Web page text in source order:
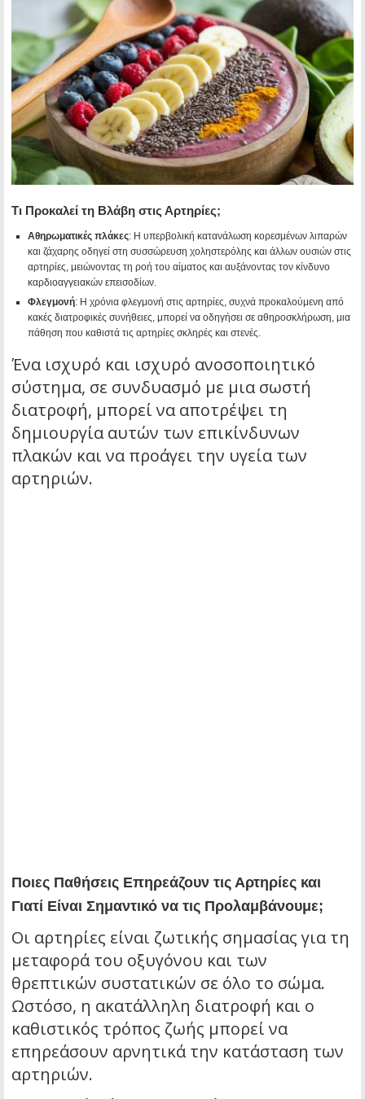
Τι Προκαλεί τη Βλάβη στις Αρτηρίες;
Αθηρωματικές πλάκες: Η υπερβολική κατανάλωση κορεσμένων λιπαρών
και ζάχαρης οδηγεί στη συσσώρευση χοληστερόλης και άλλων ουσιών στις
αρτηρίες, μειώνοντας τη ροή του αίματος και αυξάνοντας τον κίνδυνο
καρδιοαγγειακών επεισοδίων.
Φλεγμονή: Η χρόνια φλεγμονή στις αρτηρίες, συχνά προκαλούμενη από
κακές διατροφικές συνήθειες, μπορεί να οδηγήσει σε αθηροσκλήρωση, μια
πάθηση που καθιστά τις αρτηρίες σκληρές και στενές.
Ένα ισχυρό και ισχυρό ανοσοποιητικό
σύστημα, σε συνδυασμό με μια σωστή
διατροφή, μπορεί να αποτρέψει τη
δημιουργία αυτών των επικίνδυνων
πλακών και να προάγει την υγεία των
αρτηριών.
Ποιες Παθήσεις Επηρεάζουν τις Αρτηρίες και
Γιατί Είναι Σημαντικό να τις Προλαμβάνουμε;
Οι αρτηρίες είναι ζωτικής σημασίας για τη
μεταφορά του οξυγόνου και των
θρεπτικών συστατικών σε όλο το σώμα.
Ωστόσο, η ακατάλληλη διατροφή και ο
καθιστικός τρόπος ζωής μπορεί να
επηρεάσουν αρνητικά την κατάσταση των
αρτηριών.